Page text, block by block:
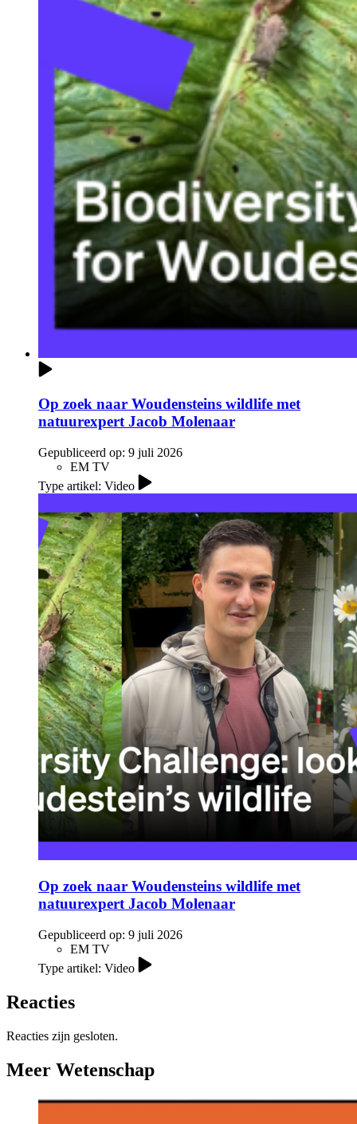
Op zoek naar Woudensteins wildlife met
natuurexpert Jacob Molenaar
Gepubliceerd op: 9 juli 2026
EM TV
Type artikel: Video
Op zoek naar Woudensteins wildlife met
natuurexpert Jacob Molenaar
Gepubliceerd op: 9 juli 2026
EM TV
Type artikel: Video
Reacties
Reacties zijn gesloten.
Meer Wetenschap